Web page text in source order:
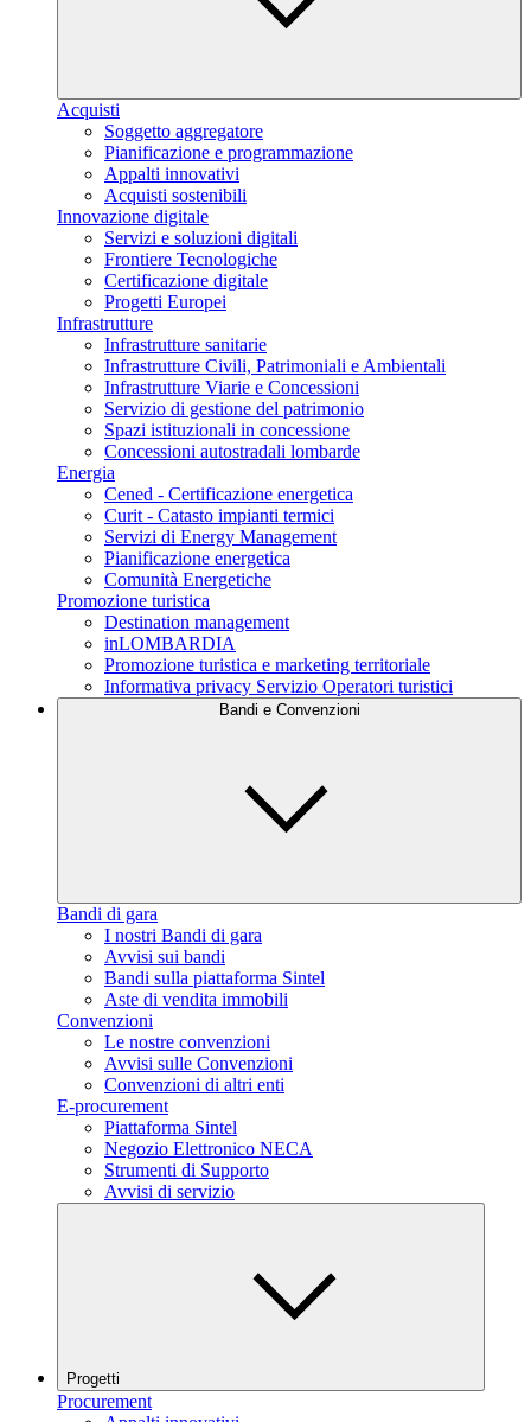
Acquisti
Soggetto aggregatore
Pianificazione e programmazione
Appalti innovativi
Acquisti sostenibili
Innovazione digitale
Servizi e soluzioni digitali
Frontiere Tecnologiche
Certificazione digitale
Progetti Europei
Infrastrutture
Infrastrutture sanitarie
Infrastrutture Civili, Patrimoniali e Ambientali
Infrastrutture Viarie e Concessioni
Servizio di gestione del patrimonio
Spazi istituzionali in concessione
Concessioni autostradali lombarde
Energia
Cened - Certificazione energetica
Curit - Catasto impianti termici
Servizi di Energy Management
Pianificazione energetica
Comunità Energetiche
Promozione turistica
Destination management
inLOMBARDIA
Promozione turistica e marketing territoriale
Informativa privacy Servizio Operatori turistici
Bandi e Convenzioni
Bandi di gara
I nostri Bandi di gara
Avvisi sui bandi
Bandi sulla piattaforma Sintel
Aste di vendita immobili
Convenzioni
Le nostre convenzioni
Avvisi sulle Convenzioni
Convenzioni di altri enti
E-procurement
Piattaforma Sintel
Negozio Elettronico NECA
Strumenti di Supporto
Avvisi di servizio
Progetti
Procurement